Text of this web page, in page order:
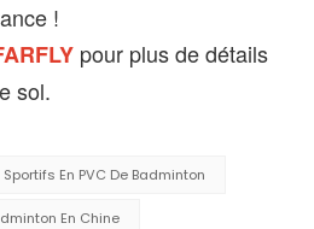
!
pour plus de détails
sol.
En PVC De Badminton
En Chine